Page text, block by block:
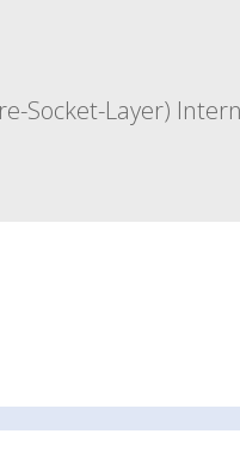
Socket-Layer)